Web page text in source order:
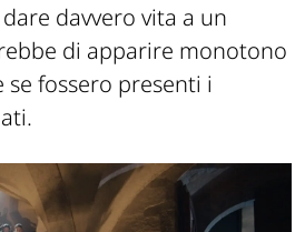
davvero vita a un
di apparire monotono
fossero presenti i